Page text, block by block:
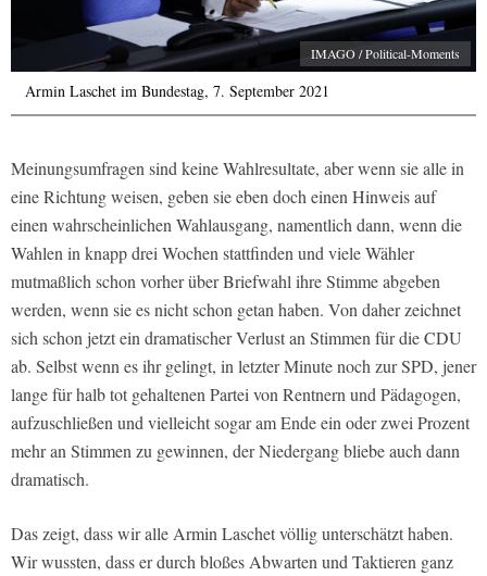
IMAGO / Political-Moments
Armin Laschet im Bundestag, 7. September 2021
Meinungsumfragen sind keine Wahlresultate, aber wenn sie alle in
eine Richtung weisen, geben sie eben doch einen Hinweis auf
einen wahrscheinlichen Wahlausgang, namentlich dann, wenn die
Wahlen in knapp drei Wochen stattfinden und viele Wähler
mutmaßlich schon vorher über Briefwahl ihre Stimme abgeben
werden, wenn sie es nicht schon getan haben. Von daher zeichnet
sich schon jetzt ein dramatischer Verlust an Stimmen für die CDU
ab. Selbst wenn es ihr gelingt, in letzter Minute noch zur SPD, jener
lange für halb tot gehaltenen Partei von Rentnern und Pädagogen,
aufzuschließen und vielleicht sogar am Ende ein oder zwei Prozent
mehr an Stimmen zu gewinnen, der Niedergang bliebe auch dann
dramatisch.
Das zeigt, dass wir alle Armin Laschet völlig unterschätzt haben.
Wir wussten, dass er durch bloßes Abwarten und Taktieren ganz